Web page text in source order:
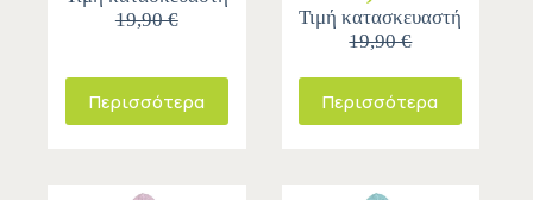
19,90 €
Περισσότερα
Τιμή κατασκευαστή
19,90 €
Περισσότερα